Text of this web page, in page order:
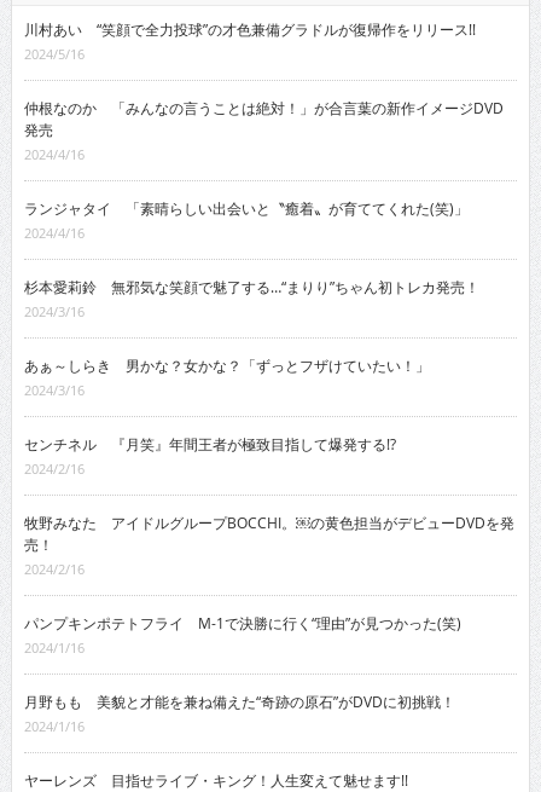
川村あい “笑顔で全力投球”の才色兼備グラドルが復帰作をリリース!!
2024/5/16
仲根なのか 「みんなの言うことは絶対！」が合言葉の新作イメージDVD
発売
2024/4/16
ランジャタイ 「素晴らしい出会いと〝癒着〟が育ててくれた(笑)」
2024/4/16
杉本愛莉鈴 無邪気な笑顔で魅了する…“まりり”ちゃん初トレカ発売！
2024/3/16
あぁ～しらき 男かな？女かな？「ずっとフザけていたい！」
2024/3/16
センチネル 『月笑』年間王者が極致目指して爆発する!?
2024/2/16
牧野みなた アイドルグループBOCCHI。￼の黄色担当がデビューDVDを発
売！
2024/2/16
パンプキンポテトフライ M-1で決勝に行く“理由”が見つかった(笑)
2024/1/16
月野もも 美貌と才能を兼ね備えた“奇跡の原石”がDVDに初挑戦！
2024/1/16
ヤーレンズ 目指せライブ・キング！人生変えて魅せます!!